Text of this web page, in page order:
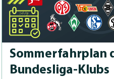
Som­merfahrplan
Bun­des­li­ga-Klubs